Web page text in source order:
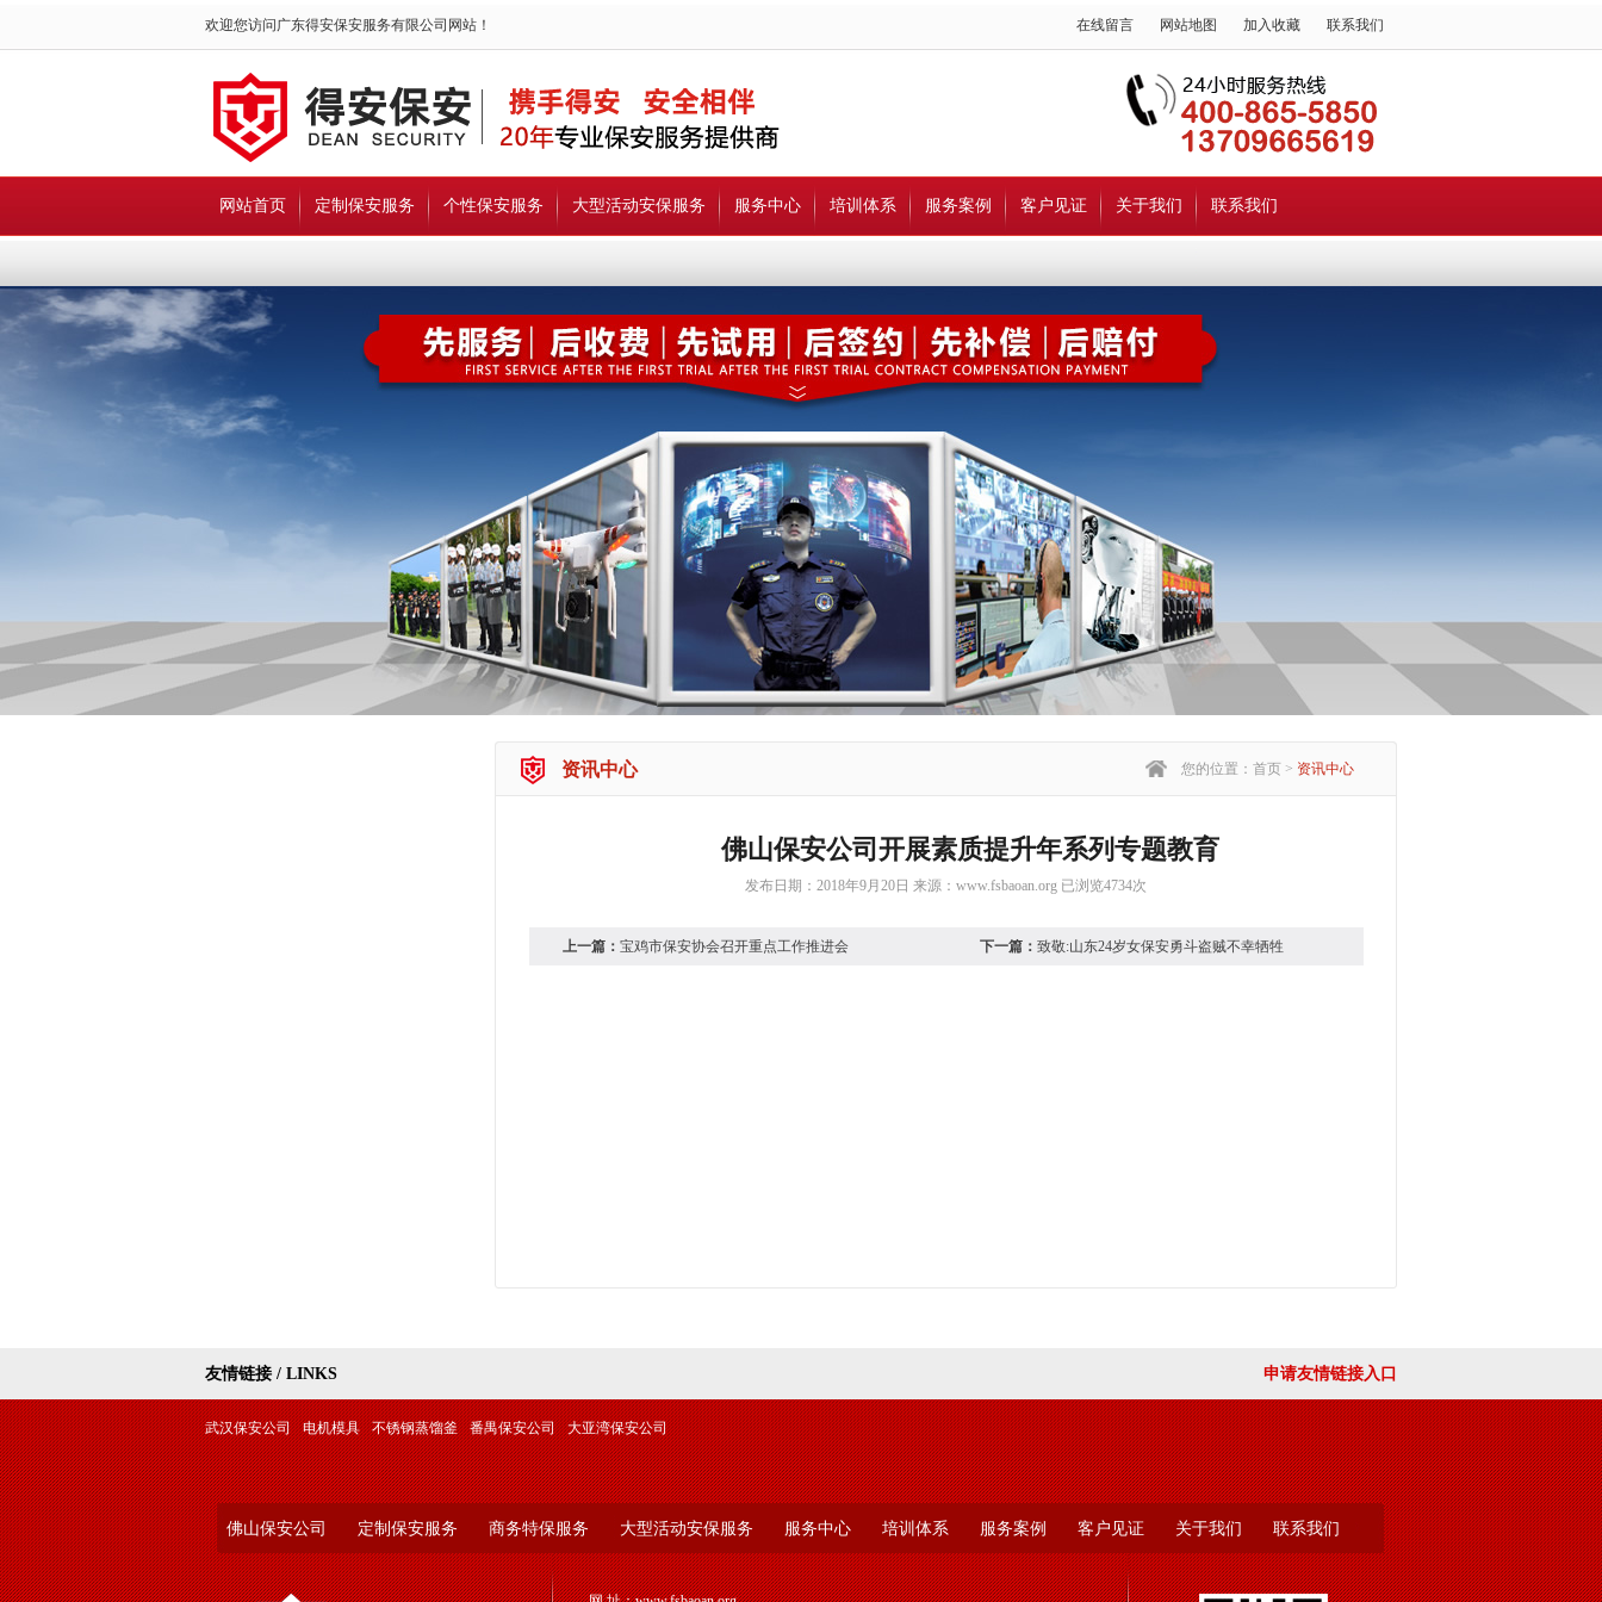
欢迎您访问广东得安保安服务有限公司网站！ 在线留言 网站地图 加入收藏 联系我们
网站首页 定制保安服务 个性保安服务 大型活动安保服务 服务中心 培训体系 服务案例 客户见证 关于我们 联系我们
资讯中心 您的位置：首页 > 资讯中心
佛山保安公司开展素质提升年系列专题教育
发布日期：2018年9月20日 来源： www.fsbaoan.org 已浏览4734次
上一篇： 宝鸡市保安协会召开重点工作推进会 下一篇： 致敬:山东24岁女保安勇斗盗贼不幸牺牲
友情链接 / LINKS 申请友情链接入口
武汉保安公司 电机模具 不锈钢蒸馏釜 番禺保安公司 大亚湾保安公司
佛山保安公司 定制保安服务 商务特保服务 大型活动安保服务 服务中心 培训体系 服务案例 客户见证 关于我们 联系我们